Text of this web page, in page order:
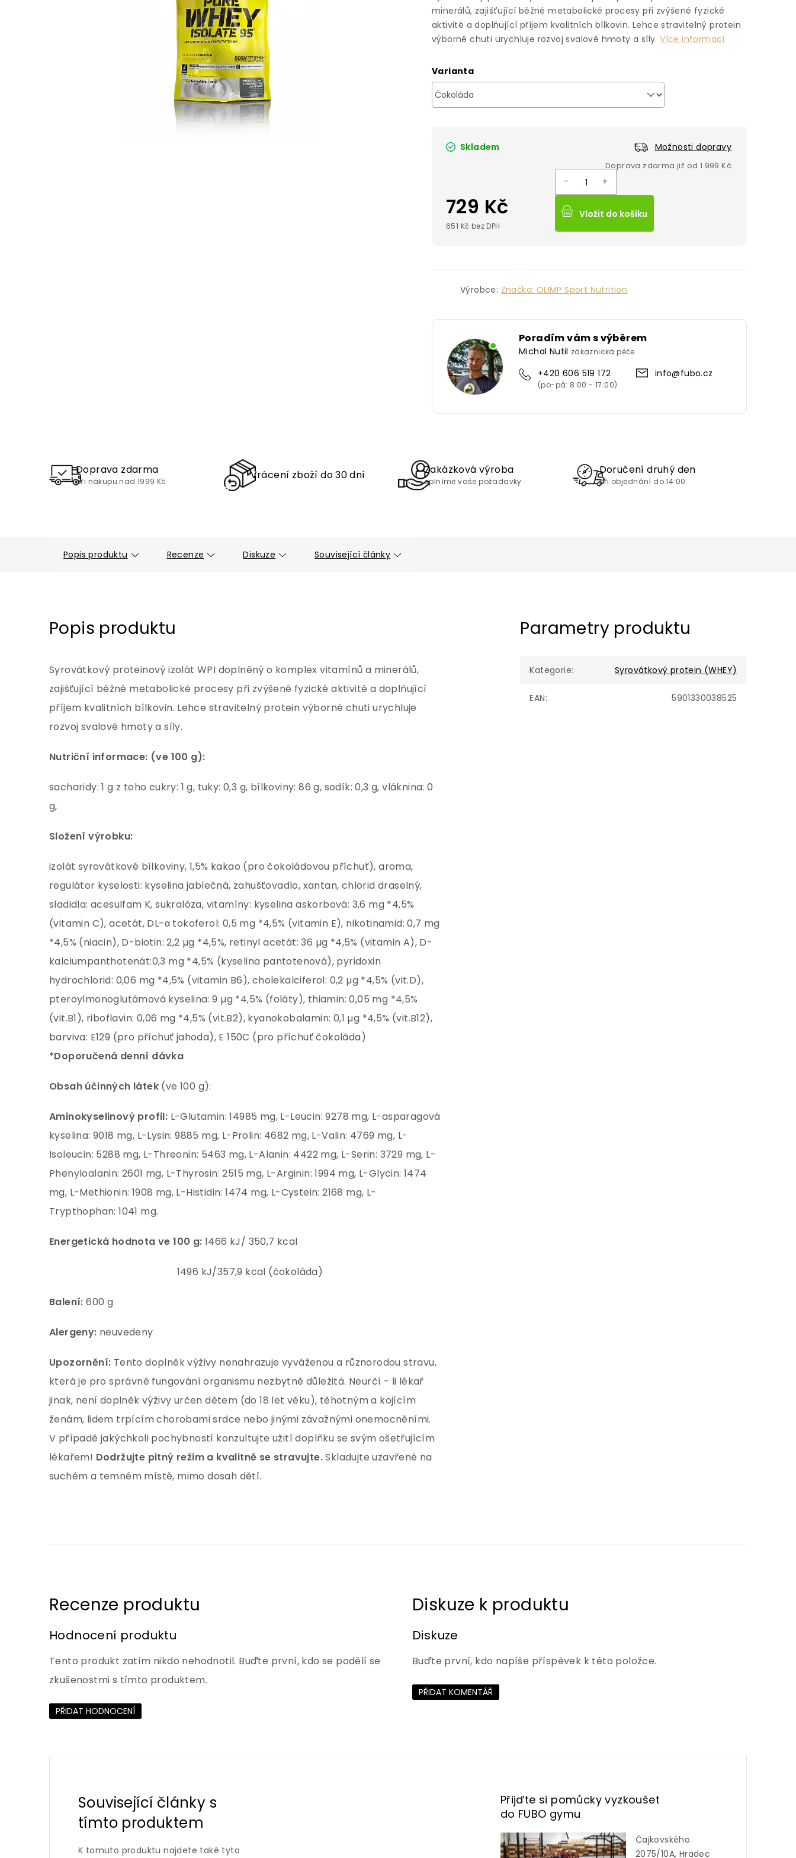
minerálů, zajišťující běžné metabolické procesy při zvýšené fyzické
aktivitě a doplňující příjem kvalitních bílkovin. Lehce stravitelný protein
výborné chuti urychluje rozvoj svalové hmoty a síly.Více informací
Varianta
Skladem Možnosti dopravy
729 Kč
651 Kč bez DPH
Vložit do košíku
Výrobce: Značka: OLIMP Sport Nutrition
Poradím vám s výběrem
Michal Nutil zákaznická péče
+420 606 519 172 info@fubo.cz
Doprava zdarma
při nákupu nad 1999 Kč Vrácení zboží do 30 dní Zakázková výroba
splníme vaše požadavky
Doručení druhý den
při objednání do 14:00
Popis produktu Recenze Diskuze Související články
Popis produktu
Syrovátkový proteinový izolát WPI doplněný o komplex vitamínů a minerálů,
zajišťující běžné metabolické procesy při zvýšené fyzické aktivitě a doplňující
příjem kvalitních bílkovin. Lehce stravitelný protein výborné chuti urychluje
rozvoj svalové hmoty a síly.
Nutriční informace: (ve 100 g):
sacharidy: 1 g z toho cukry: 1 g, tuky: 0,3 g, bílkoviny: 86 g, sodík: 0,3 g, vláknina: 0
g,
Složení výrobku:
izolát syrovátkové bílkoviny, 1,5% kakao (pro čokoládovou příchuť), aroma,
regulátor kyselosti: kyselina jablečná, zahušťovadlo, xantan, chlorid draselný,
sladidla: acesulfam K, sukralóza, vitamíny: kyselina askorbová: 3,6 mg *4,5%
(vitamin C), acetát, DL-α tokoferol: 0,5 mg *4,5% (vitamin E), nikotinamid: 0,7 mg
*4,5% (niacin), D-biotin: 2,2 µg *4,5%, retinyl acetát: 36 µg *4,5% (vitamin A), D-
kalciumpanthotenát:0,3 mg *4,5% (kyselina pantotenová), pyridoxin
hydrochlorid: 0,06 mg *4,5% (vitamin B6), cholekalciferol: 0,2 µg *4,5% (vit.D),
pteroylmonoglutámová kyselina: 9 µg *4,5% (foláty), thiamin: 0,05 mg *4,5%
(vit.B1), riboflavin: 0,06 mg *4,5% (vit.B2), kyanokobalamin: 0,1 µg *4,5% (vit.B12),
barviva: E129 (pro příchuť jahoda), E 150C (pro příchuť čokoláda)
*Doporučená denní dávka
Obsah účinných látek (ve 100 g):
Aminokyselinový profil: L-Glutamin: 14985 mg, L-Leucin: 9278 mg, L-asparagová
kyselina: 9018 mg, L-Lysin: 9885 mg, L-Prolin: 4682 mg, L-Valin: 4769 mg, L-
Isoleucin: 5288 mg, L-Threonin: 5463 mg, L-Alanin: 4422 mg, L-Serin: 3729 mg, L-
Phenyloalanin: 2601 mg, L-Thyrosin: 2515 mg, L-Arginin: 1994 mg, L-Glycin: 1474
mg, L-Methionin: 1908 mg, L-Histidin: 1474 mg, L-Cystein: 2168 mg, L-
Trypthophan: 1041 mg.
Energetická hodnota ve 100 g: 1466 kJ/ 350,7 kcal
1496 kJ/357,9 kcal (čokoláda)
Balení: 600 g
Alergeny: neuvedeny
Upozornění: Tento doplněk výživy nenahrazuje vyváženou a různorodou stravu,
která je pro správné fungování organismu nezbytně důležitá. Neurčí - li lékař
jinak, není doplněk výživy určen dětem (do 18 let věku), těhotným a kojícím
ženám, lidem trpícím chorobami srdce nebo jinými závažnými onemocněními.
V případě jakýchkoli pochybností konzultujte užití doplňku se svým ošetřujícím
lékařem! Dodržujte pitný režim a kvalitně se stravujte.Skladujte uzavřené na
suchém a temném místě, mimo dosah dětí.
Parametry produktu
Kategorie: Syrovátkový protein (WHEY)
EAN: 5901330038525
Hodnocení produktu
Tento produkt zatím nikdo nehodnotil. Buďte první, kdo se podělí se
zkušenostmi s tímto produktem.
PŘIDAT HODNOCENÍ
Diskuze
Buďte první, kdo napíše příspěvek k této položce.
PŘIDAT KOMENTÁŘ
Související články s
tímto produktem
K tomuto produktu najdete také tyto
Přijďte si pomůcky vyzkoušet
do FUBO gymu
Čajkovského
2075/10A, Hradec